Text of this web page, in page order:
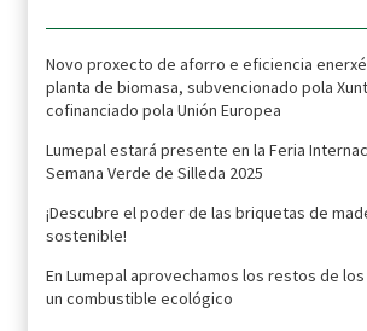
Novo proxecto de aforro e eficiencia
planta de biomasa, subvencionado pola
cofinanciado pola Unión Europea
Lumepal estará presente en la Feria
Semana Verde de Silleda 2025
¡Descubre el poder de las briquetas de
sostenible!
En Lumepal aprovechamos los restos de
un combustible ecológico